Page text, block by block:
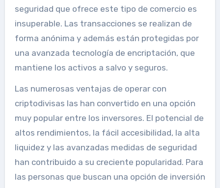
seguridad que ofrece este tipo de comercio es
insuperable. Las transacciones se realizan de
forma anónima y además están protegidas por
una avanzada tecnología de encriptación, que
mantiene los activos a salvo y seguros.
Las numerosas ventajas de operar con
criptodivisas las han convertido en una opción
muy popular entre los inversores. El potencial de
altos rendimientos, la fácil accesibilidad, la alta
liquidez y las avanzadas medidas de seguridad
han contribuido a su creciente popularidad. Para
las personas que buscan una opción de inversión